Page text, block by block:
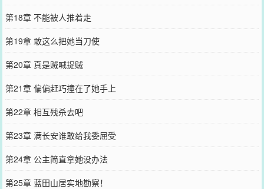
第18章 不能被人推着走
第19章 敢这么把她当刀使
第20章 真是贼喊捉贼
第21章 偏偏赶巧撞在了她手上
第22章 相互残杀去吧
第23章 满长安谁敢给我委屈受
第24章 公主简直拿她没办法
第25章 蓝田山居实地勘察！